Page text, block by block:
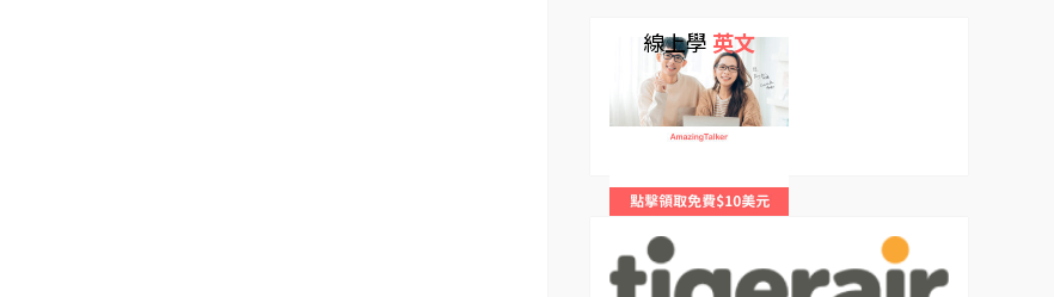
線上學 英文